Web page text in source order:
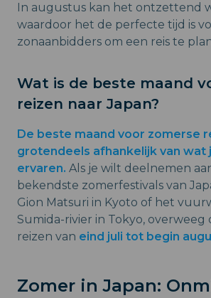
In augustus kan het ontzettend
waardoor het de perfecte tijd is
zonaanbidders om een reis te
Wat is de beste maand
reizen naar Japan?
De beste maand voor zomerse
grotendeels afhankelijk van wat
ervaren. Als je wilt deelnemen
bekendste zomerfestivals van
Gion Matsuri in Kyoto of het
Sumida-rivier in Tokyo, overweeg
reizen van eind juli tot begin
Zomer in Japan: